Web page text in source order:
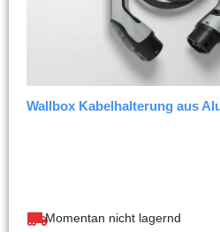
Wallbox Kabelhalterung aus
Momentan nicht lagernd